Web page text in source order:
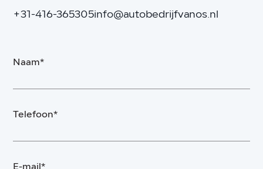
+31-416-365305info@autobedrijfvanos.nl
Naam*
Telefoon*